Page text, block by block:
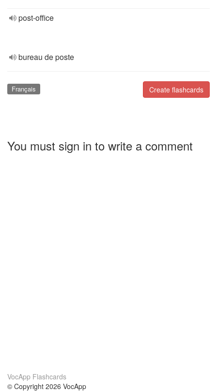
post-office
bureau de poste
Create flashcards
Français
You must sign in to write a comment
VocApp Flashcards
© Copyright 2026 VocApp